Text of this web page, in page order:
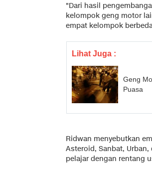
"Dari hasil
kelompok geng motor
empat kelompok
Lihat Juga :
Geng
Puasa
Ridwan menyebutkan
Asteroid, Sanbat,
pelajar dengan rentang